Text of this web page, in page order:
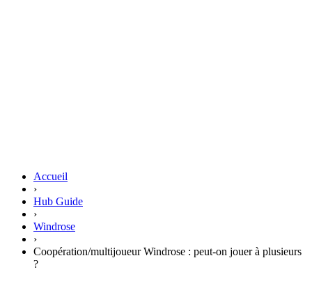
Accueil
›
Hub Guide
›
Windrose
›
Coopération/multijoueur Windrose : peut-on jouer à plusieurs
?